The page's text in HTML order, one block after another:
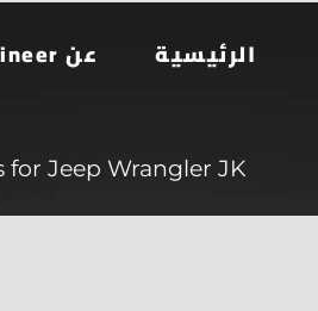
الرئيسية عن Drive Engineer
for Jeep Wrangler JK